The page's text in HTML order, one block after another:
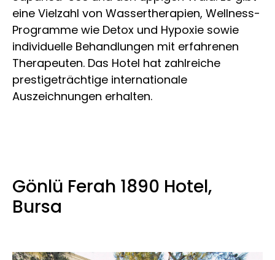
eine Vielzahl von Wassertherapien, Wellness-
Programme wie Detox und Hypoxie sowie
individuelle Behandlungen mit erfahrenen
Therapeuten. Das Hotel hat zahlreiche
prestigeträchtige internationale
Auszeichnungen erhalten.
Gönlü Ferah 1890 Hotel,
Bursa